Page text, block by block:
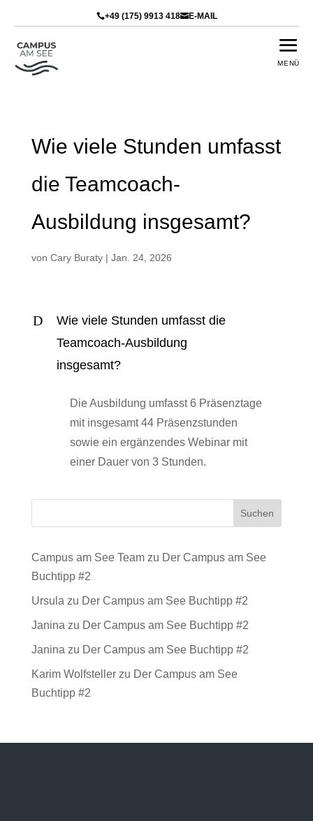
+49 (175) 9913 418E-MAIL
Wie viele Stunden umfasst
die Teamcoach-
Ausbildung insgesamt?
von Cary Buraty| Jan. 24, 2026
D
Wie viele Stunden umfasst die
Teamcoach-Ausbildung
insgesamt?
Die Ausbildung umfasst 6 Präsenztage
mit insgesamt 44 Präsenzstunden
sowie ein ergänzendes Webinar mit
einer Dauer von 3 Stunden.
Suchen
Campus am See Teamzu Der Campus am See
Buchtipp #2
Ursula zu Der Campus am See Buchtipp #2
Janina zu Der Campus am See Buchtipp #2
Janina zu Der Campus am See Buchtipp #2
Karim Wolfstellerzu Der Campus am See
Buchtipp #2